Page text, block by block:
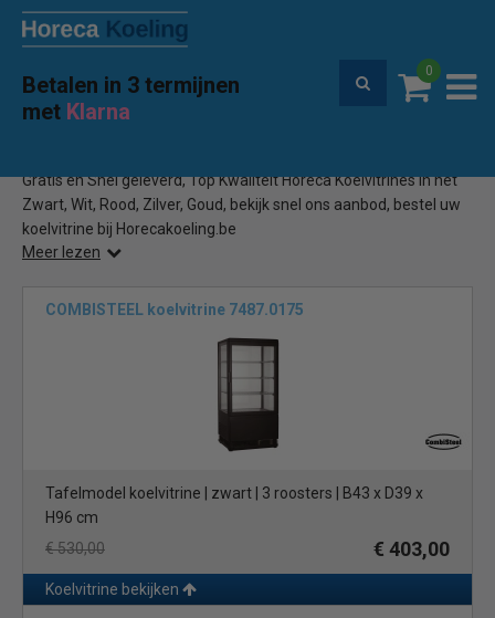
Betalen in 3 termijnen
met Klarna
0
Premium service en garantie
Home Top Kwaliteit Koelvitrine
Gratis en Snel geleverd, Top Kwaliteit Horeca Koelvitrines in het
Zwart, Wit, Rood, Zilver, Goud, bekijk snel ons aanbod, bestel uw
koelvitrine bij Horecakoeling.be
Meer lezen
COMBISTEEL koelvitrine 7487.0175
Tafelmodel koelvitrine | zwart | 3 roosters | B43 x D39 x
H96 cm
€ 530,00
€ 403,00
Koelvitrine bekijken